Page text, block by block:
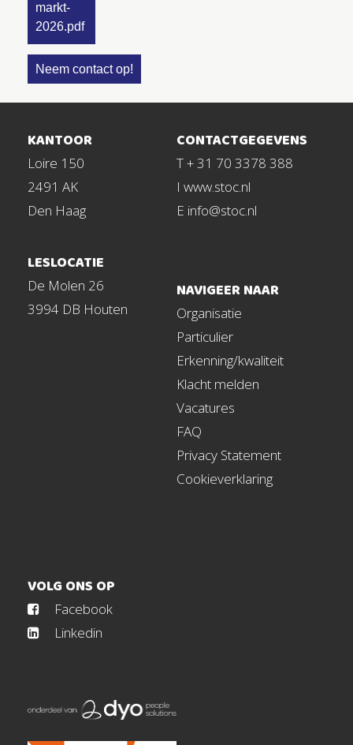
markt-
2026.pdf
Neem contact op!
KANTOOR
Loire 150
2491 AK
Den Haag
LESLOCATIE
De Molen 26
3994 DB Houten
CONTACTGEGEVENS
T + 31 70 3378 388
I www.stoc.nl
E info@stoc.nl
NAVIGEER NAAR
Organisatie
Particulier
Erkenning/kwaliteit
Klacht melden
Vacatures
FAQ
Privacy Statement
Cookieverklaring
VOLG ONS OP
Facebook
Linkedin